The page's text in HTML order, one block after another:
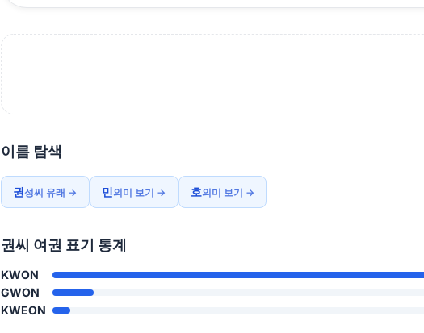
이름 탐색
권성씨 유래 → 민의미 보기 → 호의미 보기 →
권씨 여권 표기 통계
KWON
GWON
KWEON